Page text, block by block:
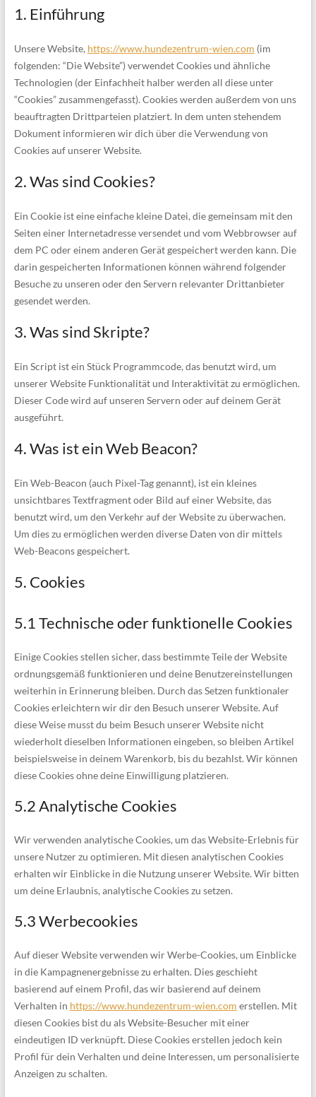
1. Einführung
Unsere Website, https://www.hundezentrum-wien.com (im
folgenden: “Die Website”) verwendet Cookies und ähnliche
Technologien (der Einfachheit halber werden all diese unter
“Cookies” zusammengefasst). Cookies werden außerdem von uns
beauftragten Drittparteien platziert. In dem unten stehendem
Dokument informieren wir dich über die Verwendung von
Cookies auf unserer Website.
2. Was sind Cookies?
Ein Cookie ist eine einfache kleine Datei, die gemeinsam mit den
Seiten einer Internetadresse versendet und vom Webbrowser auf
dem PC oder einem anderen Gerät gespeichert werden kann. Die
darin gespeicherten Informationen können während folgender
Besuche zu unseren oder den Servern relevanter Drittanbieter
gesendet werden.
3. Was sind Skripte?
Ein Script ist ein Stück Programmcode, das benutzt wird, um
unserer Website Funktionalität und Interaktivität zu ermöglichen.
Dieser Code wird auf unseren Servern oder auf deinem Gerät
ausgeführt.
4. Was ist ein Web Beacon?
Ein Web-Beacon (auch Pixel-Tag genannt), ist ein kleines
unsichtbares Textfragment oder Bild auf einer Website, das
benutzt wird, um den Verkehr auf der Website zu überwachen.
Um dies zu ermöglichen werden diverse Daten von dir mittels
Web-Beacons gespeichert.
5. Cookies
5.1 Technische oder funktionelle Cookies
Einige Cookies stellen sicher, dass bestimmte Teile der Website
ordnungsgemäß funktionieren und deine Benutzereinstellungen
weiterhin in Erinnerung bleiben. Durch das Setzen funktionaler
Cookies erleichtern wir dir den Besuch unserer Website. Auf
diese Weise musst du beim Besuch unserer Website nicht
wiederholt dieselben Informationen eingeben, so bleiben Artikel
beispielsweise in deinem Warenkorb, bis du bezahlst. Wir können
diese Cookies ohne deine Einwilligung platzieren.
5.2 Analytische Cookies
Wir verwenden analytische Cookies, um das Website-Erlebnis für
unsere Nutzer zu optimieren. Mit diesen analytischen Cookies
erhalten wir Einblicke in die Nutzung unserer Website. Wir bitten
um deine Erlaubnis, analytische Cookies zu setzen.
5.3 Werbecookies
Auf dieser Website verwenden wir Werbe-Cookies, um Einblicke
in die Kampagnenergebnisse zu erhalten. Dies geschieht
basierend auf einem Profil, das wir basierend auf deinem
Verhalten in https://www.hundezentrum-wien.com erstellen. Mit
diesen Cookies bist du als Website-Besucher mit einer
eindeutigen ID verknüpft. Diese Cookies erstellen jedoch kein
Profil für dein Verhalten und deine Interessen, um personalisierte
Anzeigen zu schalten.